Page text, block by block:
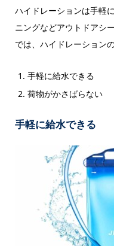
ハイドレーションは手軽
ニングなどアウトドアシ
では、ハイドレーション
手軽に給水できる
荷物がかさばらない
手軽に給水できる